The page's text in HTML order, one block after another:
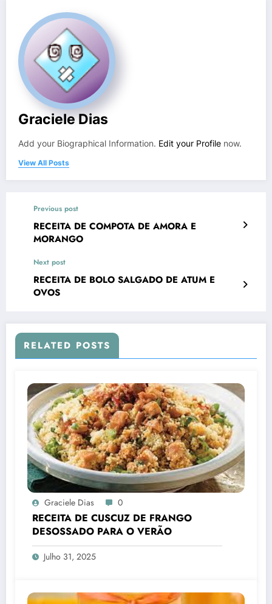
Graciele Dias
Add your Biographical Information. Edit your Profile now.
View All Posts
Previous post
RECEITA DE COMPOTA DE AMORA E
MORANGO
Next post
RECEITA DE BOLO SALGADO DE ATUM E
OVOS
RELATED POSTS
Graciele Dias 0
RECEITA DE CUSCUZ DE FRANGO
DESOSSADO PARA O VERÃO
Julho 31, 2025